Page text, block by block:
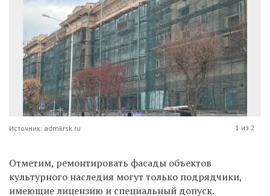
Источник: admkrsk.ru 1 из 2
Отметим, ремонтировать фасады объектов
культурного наследия могут только подрядчики,
имеющие лицензию и специальный допуск.